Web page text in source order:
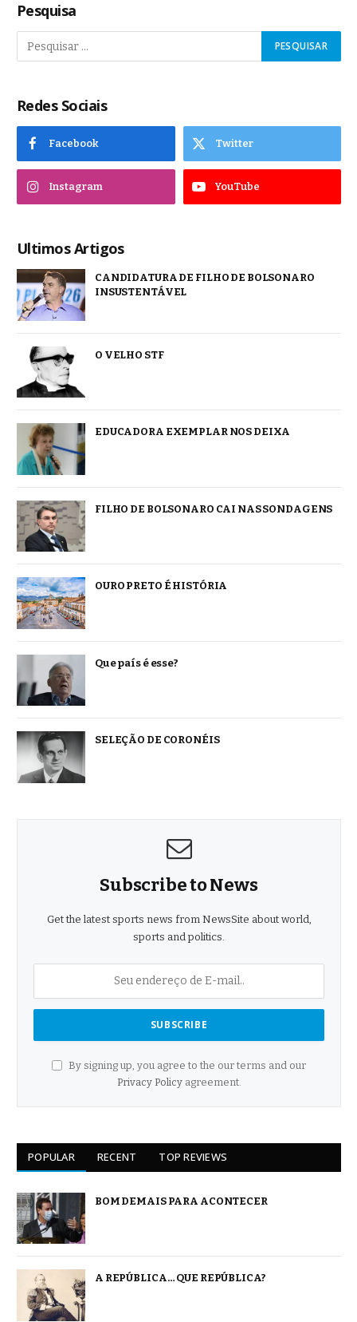
Pesquisa
Redes Sociais
Facebook Twitter
Instagram YouTube
Ultimos Artigos
CANDIDATURA DE FILHO DE BOLSONARO
INSUSTENTÁVEL
O VELHO STF
EDUCADORA EXEMPLAR NOS DEIXA
FILHO DE BOLSONARO CAI NAS SONDAGENS
OURO PRETO É HISTÓRIA
Que país é esse?
SELEÇÃO DE CORONÉIS
Subscribe to News
Get the latest sports news from NewsSite about world,
sports and politics.
By signing up, you agree to the our terms and our
Privacy Policyagreement.
POPULAR RECENT TOP REVIEWS
BOM DEMAIS PARA ACONTECER
A REPÚBLICA… QUE REPÚBLICA?